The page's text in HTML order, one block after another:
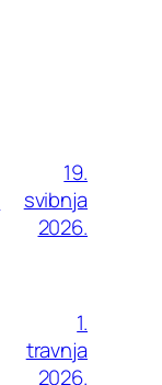
19.
svibnja
2026.
1.
travnja
2026.